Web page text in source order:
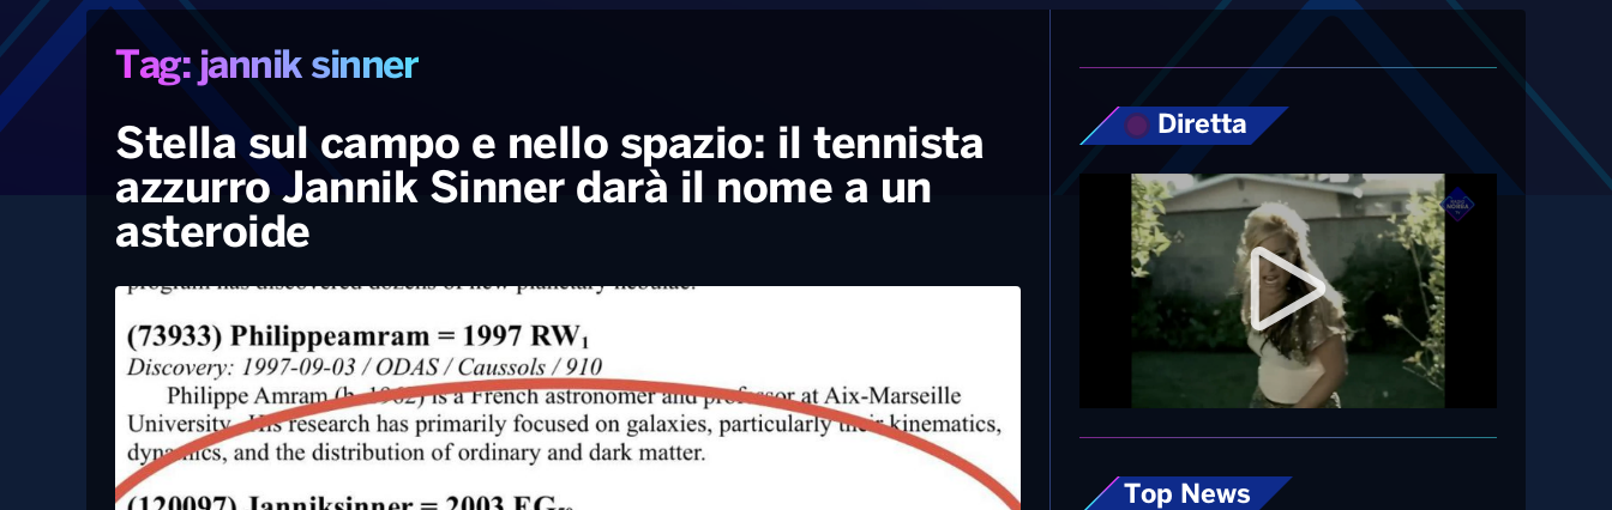
Tag: jannik sinner
Stella sul campo e nello spazio: il tennista
azzurro Jannik Sinner darà il nome a un
asteroide
Diretta
Top News